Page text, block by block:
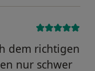
dem richtigen
nur schwer